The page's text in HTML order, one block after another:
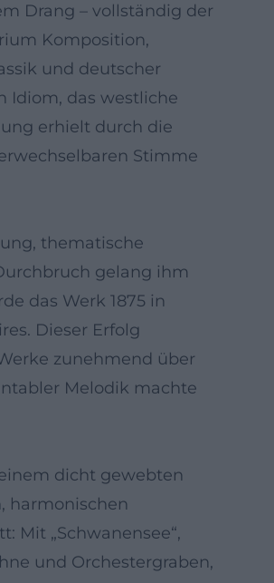
Drang – vollständig der
Komposition,
und deutscher
Idiom, das westliche
erhielt durch die
Stimme
thematische
gelang ihm
das Werk 1875 in
Dieser Erfolg
zunehmend über
Melodik machte
dicht gewebten
harmonischen
Mit „Schwanensee“,
und Orchestergraben,